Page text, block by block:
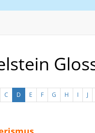
C D E F G H I J